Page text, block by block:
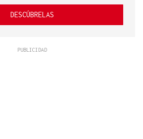
DESCÚBRELAS